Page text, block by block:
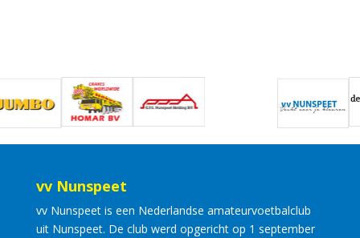
vv Nunspeet
vv Nunspeet is een Nederlandse amateurvoetbalclub
uit Nunspeet. De club werd opgericht op 1 september